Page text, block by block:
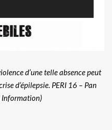
d’une telle absence peut
d’épilepsie. PERI 16 – Pan
Information)